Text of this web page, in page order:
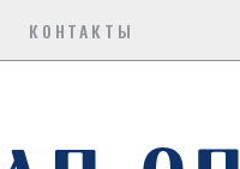
КОНТАКТЫ